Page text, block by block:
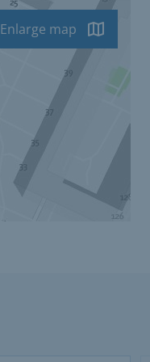
Enlarge map